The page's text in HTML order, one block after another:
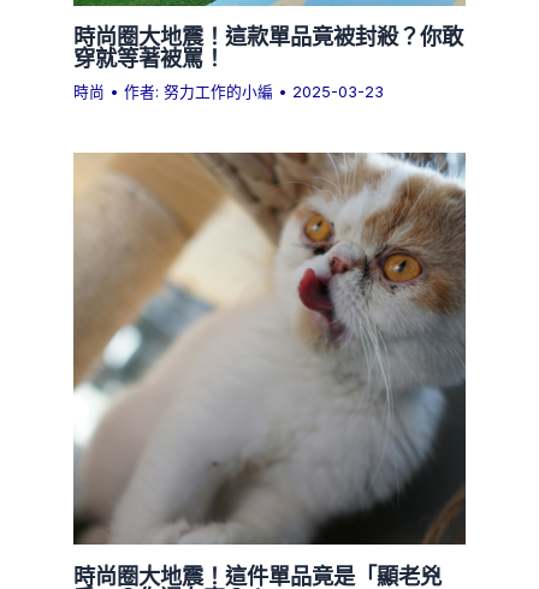
時尚圈大地震！這款單品竟被封殺？你敢
穿就等著被罵！
時尚 • 作者:努力工作的小編 • 2025-03-23
時尚圈大地震！這件單品竟是「顯老兇